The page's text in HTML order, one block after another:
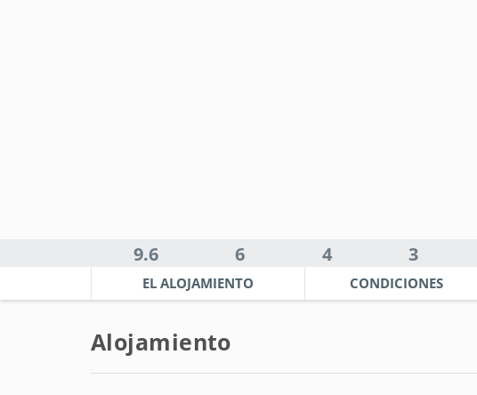
9.6 6 4 3
EL ALOJAMIENTO CONDICIONES
Alojamiento